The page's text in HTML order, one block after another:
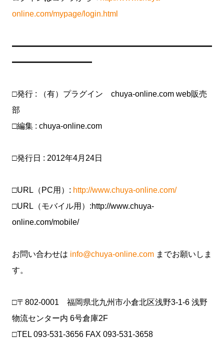
online.com/mypage/login.html
━━━━━━━━━━━━━━━━━━━━━━━━━
━━━━━━━━━━
□発行 : （有）プラグイン chuya-online.com web販売
部
□編集 : chuya-online.com
□発行日 : 2012年4月24日
□URL（PC用）: http://www.chuya-online.com/
□URL（モバイル用）:http://www.chuya-
online.com/mobile/
お問い合わせは info@chuya-online.com までお願いしま
す。
□〒802-0001 福岡県北九州市小倉北区浅野3-1-6 浅野
物流センター内 6号倉庫2F
□TEL 093-531-3656 FAX 093-531-3658